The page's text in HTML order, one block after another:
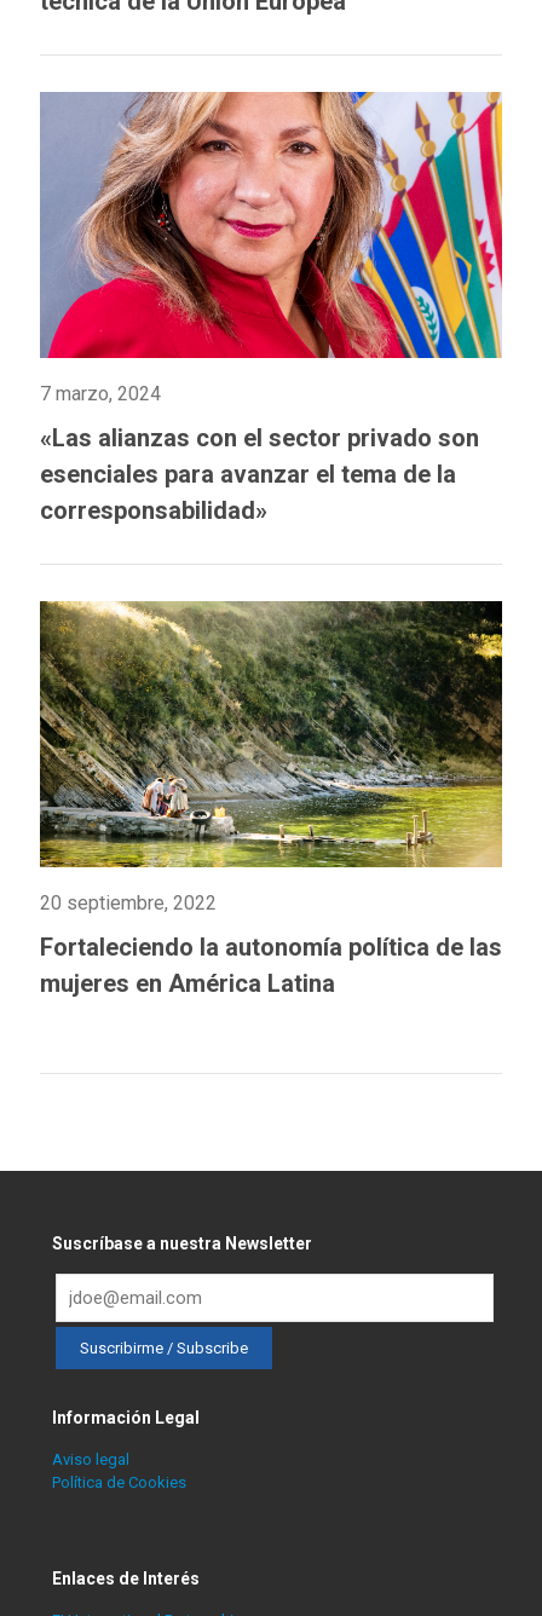
7 marzo, 2024
«Las alianzas con el sector privado son
esenciales para avanzar el tema de la
corresponsabilidad»
20 septiembre, 2022
Fortaleciendo la autonomía política de las
mujeres en América Latina
Suscríbase a nuestra Newsletter
Información Legal
Aviso legal
Política de Cookies
Enlaces de Interés